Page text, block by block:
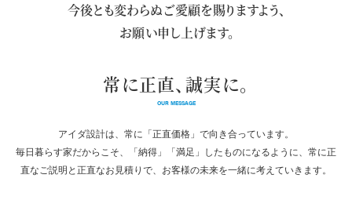
今後とも変わらぬご愛顧を賜りますよう、
お願い申し上げます。
常に正直、誠実に。
OUR MESSAGE
アイダ設計は、常に「正直価格」で向き合っています。
毎日暮らす家だからこそ、「納得」「満足」したものになるように、 常に正
直なご説明と正直なお見積りで、お客様の未来を一緒に考えていきます。